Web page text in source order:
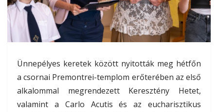
Ünnepélyes keretek között nyitották meg hétfőn
a csornai Premontrei-templom erőterében az első
alkalommal megrendezett Keresztény Hetet,
valamint a Carlo Acutis és az eucharisztikus